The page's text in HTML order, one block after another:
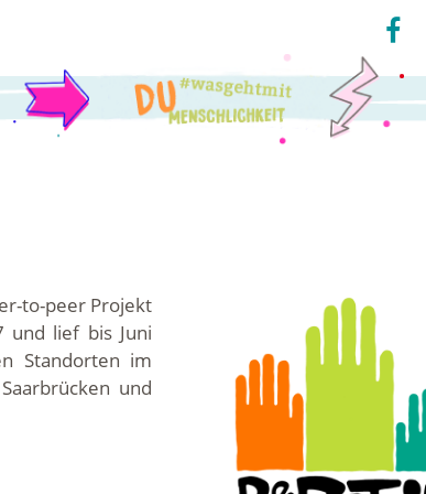
to-peer Projekt
und lief bis Juni
Standorten im
und